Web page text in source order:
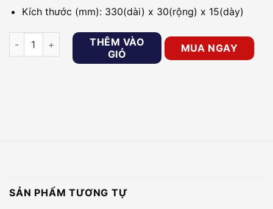
Kích thước (mm): 330(dài) x 30(rộng) x 15(dày)
Khóa điện tử cho cửa nhôm PHGLOCK FP5200 (Đen) số lượng
THÊM VÀO
GIỎ
MUA NGAY
SẢN PHẨM TƯƠNG TỰ